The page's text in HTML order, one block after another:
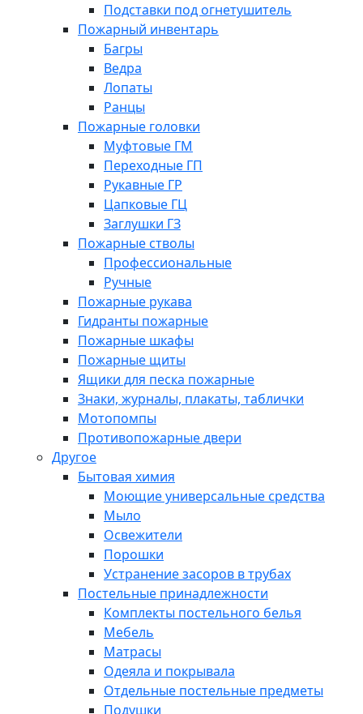
Подставки под огнетушитель
Пожарный инвентарь
Багры
Ведра
Лопаты
Ранцы
Пожарные головки
Муфтовые ГМ
Переходные ГП
Рукавные ГР
Цапковые ГЦ
Заглушки ГЗ
Пожарные стволы
Профессиональные
Ручные
Пожарные рукава
Гидранты пожарные
Пожарные шкафы
Пожарные щиты
Ящики для песка пожарные
Знаки, журналы, плакаты, таблички
Мотопомпы
Противопожарные двери
Другое
Бытовая химия
Моющие универсальные средства
Мыло
Освежители
Порошки
Устранение засоров в трубах
Постельные принадлежности
Комплекты постельного белья
Мебель
Матрасы
Одеяла и покрывала
Отдельные постельные предметы
Подушки